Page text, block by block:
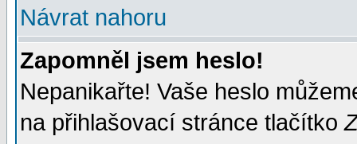
Návrat nahoru
Zapomněl jsem heslo!
Nepanikařte! Vaše heslo
na přihlašovací stránce tlačítko